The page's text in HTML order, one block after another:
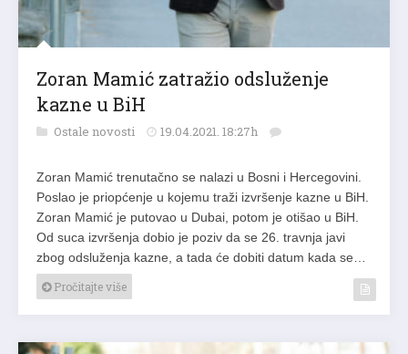
Zoran Mamić zatražio odsluženje
kazne u BiH
Ostale novosti 19.04.2021. 18:27h
Zoran Mamić trenutačno se nalazi u Bosni i Hercegovini.
Poslao je priopćenje u kojemu traži izvršenje kazne u BiH.
Zoran Mamić je putovao u Dubai, potom je otišao u BiH.
Od suca izvršenja dobio je poziv da se 26. travnja javi
zbog odsluženja kazne, a tada će dobiti datum kada se…
Pročitajte više